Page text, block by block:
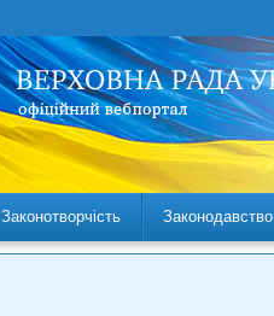
Законотворчість Законодавство